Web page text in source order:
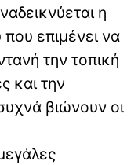
η
επιμένει να
την τοπική
και την
βιώνουν οι